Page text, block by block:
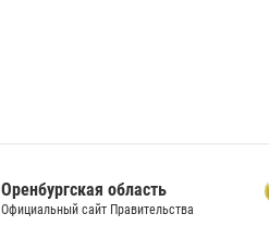
Оренбургская область
Официальный сайт Правительства